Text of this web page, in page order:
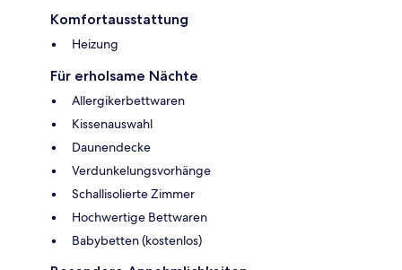
Komfortausstattung
Heizung
Für erholsame Nächte
Allergikerbettwaren
Kissenauswahl
Daunendecke
Verdunkelungsvorhänge
Schallisolierte Zimmer
Hochwertige Bettwaren
Babybetten (kostenlos)